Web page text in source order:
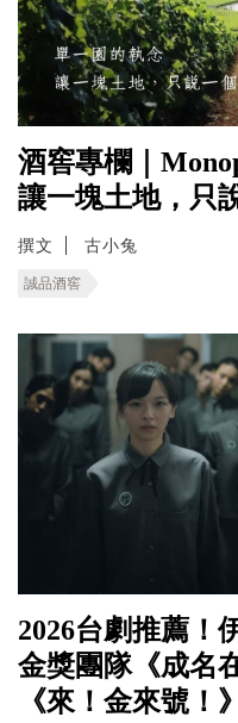
酒窖專欄｜
讓一塊土地，只
撰文 古小兔
誠品酒窖
2026台劇推薦！
金獎團隊《成名
《來！金來號！